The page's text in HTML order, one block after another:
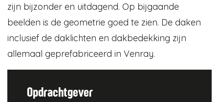
zijn bijzonder en uitdagend. Op bijgaande
beelden is de geometrie goed te zien. De daken
inclusief de daklichten en dakbedekking zijn
allemaal geprefabriceerd in Venray.
Opdrachtgever